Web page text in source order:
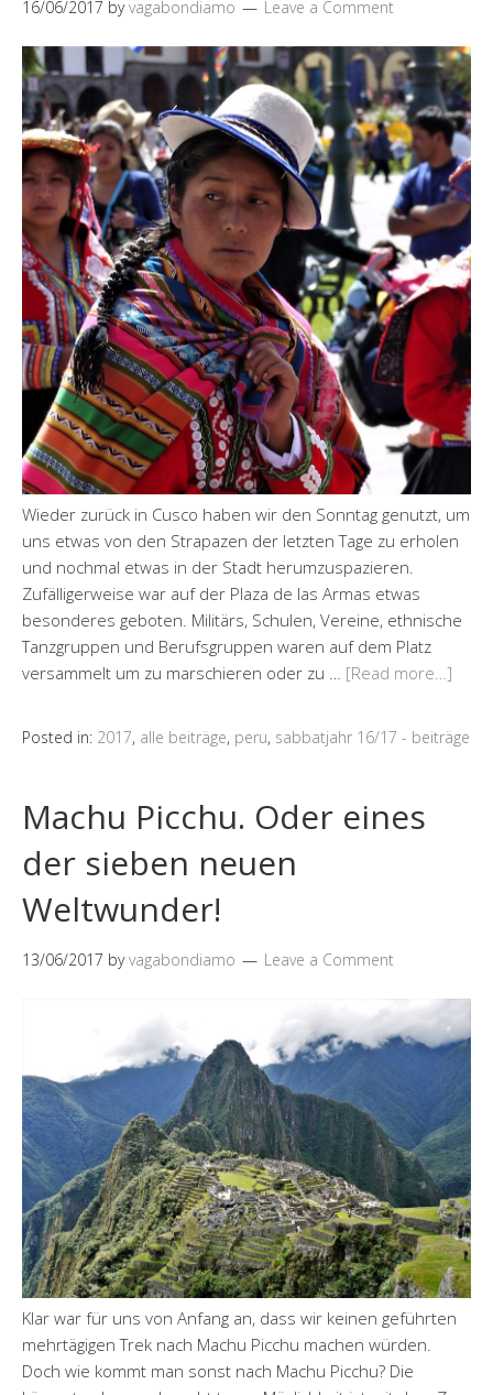
16/06/2017 byvagabondiamo Leave a Comment
Wieder zurück in Cusco haben wir den Sonntag genutzt, um
uns etwas von den Strapazen der letzten Tage zu erholen
und nochmal etwas in der Stadt herumzuspazieren.
Zufälligerweise war auf der Plaza de las Armas etwas
besonderes geboten. Militärs, Schulen, Vereine, ethnische
Tanzgruppen und Berufsgruppen waren auf dem Platz
versammelt um zu marschieren oder zu … [Read more…]
Posted in: 2017, alle beiträge, peru, sabbatjahr 16/17 - beiträge
Machu Picchu. Oder eines
der sieben neuen
Weltwunder!
13/06/2017 byvagabondiamo Leave a Comment
Klar war für uns von Anfang an, dass wir keinen geführten
mehrtägigen Trek nach Machu Picchu machen würden.
Doch wie kommt man sonst nach Machu Picchu? Die